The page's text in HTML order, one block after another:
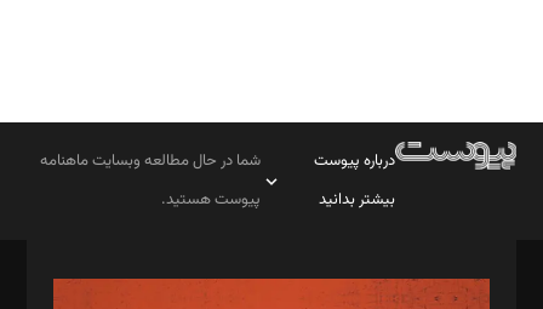
درباره پیوست
بیشتر بدانید
شما در حال مطالعه وبسایت ماهنامه
پیوست هستید.
مدیر مسئول: محمدباقر اثنی‌عشری